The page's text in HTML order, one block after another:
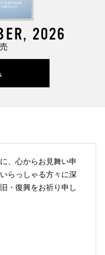
2026
、心からお見舞い申
らっしゃる方々に深
・復興をお祈り申し